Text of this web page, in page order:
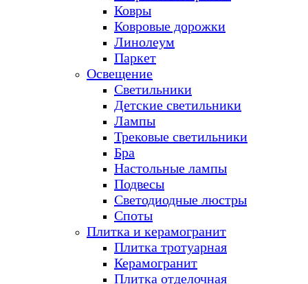
Ковры
Ковровые дорожки
Линолеум
Паркет
Освещение
Светильники
Детские светильники
Лампы
Трековые светильники
Бра
Настольные лампы
Подвесы
Светодиодные люстры
Споты
Плитка и керамогранит
Плитка тротуарная
Керамогранит
Плитка отделочная